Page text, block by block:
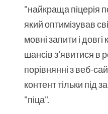
"найкраща піцерія
який оптимізував
мовні запити і
шансів з'явитися в
порівнянні з веб-
контент тільки під
"піца".